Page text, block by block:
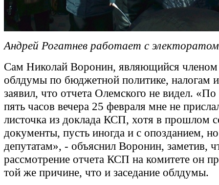
Андрей Рогатнев работает с
Сам Николай Воронин, являющийся членом
облдумы по бюджетной политике, налогам
заявил, что отчета Олемского не видел.
пять часов вечера 25 февраля мне не
листочка из доклада КСП, хотя в прошлом
документы, пусть иногда и с опозданием,
депутатам», - объяснил Воронин, заметив,
рассмотрение отчета КСП на комитете он
той же причине, что и заседание облдумы.